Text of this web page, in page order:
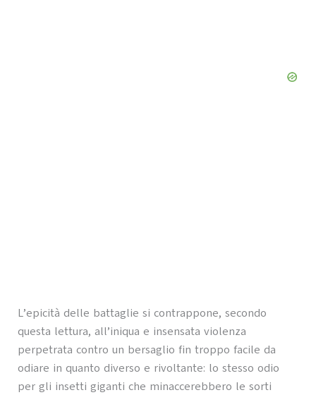
L’epicità delle battaglie si contrappone, secondo
questa lettura, all’iniqua e insensata violenza
perpetrata contro un bersaglio fin troppo facile da
odiare in quanto diverso e rivoltante: lo stesso odio
per gli insetti giganti che minaccerebbero le sorti